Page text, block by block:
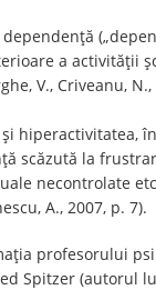
a activității
V., Criveanu,
hiperactivitatea,
scăzută la
necontrolate
A., 2007, p. 7).
profesorului
Spitzer (autorul